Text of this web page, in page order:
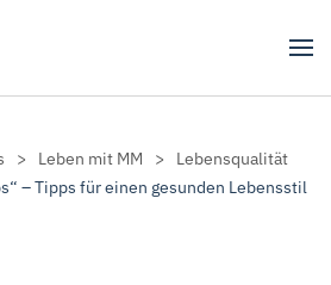
Leben mit MM
Lebensqualität
– Tipps für einen gesunden Lebensstil